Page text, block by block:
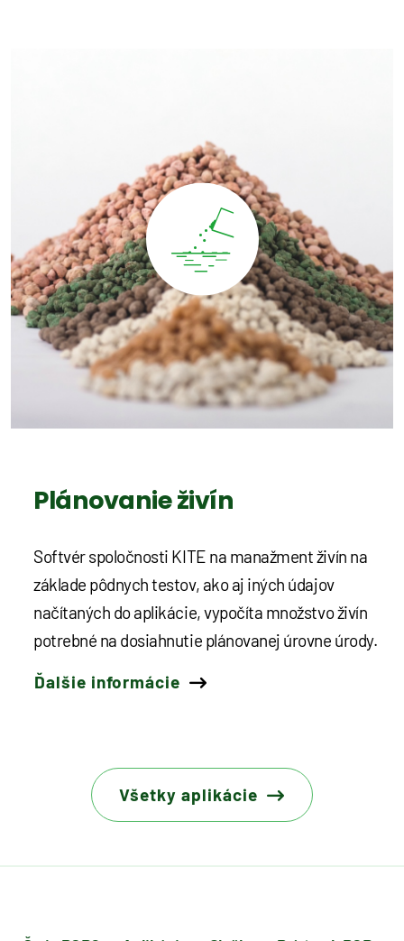
Plánovanie živín
Softvér spoločnosti KITE na manažment živín na
základe pôdnych testov, ako aj iných údajov
načítaných do aplikácie, vypočíta množstvo živín
potrebné na dosiahnutie plánovanej úrovne úrody.
Ďalšie informácie
Všetky aplikácie